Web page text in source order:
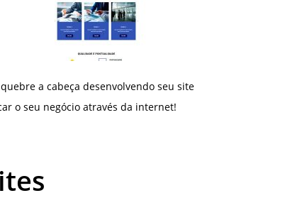
a cabeça desenvolvendo seu site
o seu negócio através da internet!